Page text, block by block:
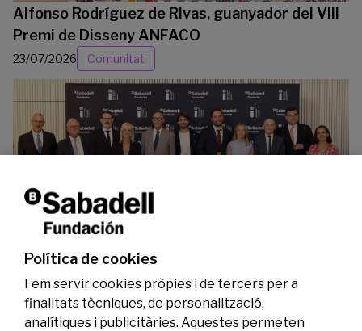
Alfonso Rodríguez de Rivas, guanyador del VIII
Premi de Disseny ANFACO
23/07/2026 Comunitat
La Fundació Banc Sabadell reconeix a dos
investigadors en els àmbits de l’edició del
genoma i l’energia neta
Política de cookies
Fem servir cookies pròpies i de tercers per a
finalitats tècniques, de personalització,
analítiques i publicitàries. Aquestes permeten